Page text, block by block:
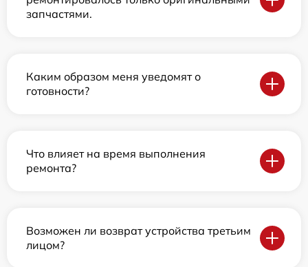
запчастями.
Каким образом меня уведомят о
готовности?
Что влияет на время выполнения
ремонта?
Возможен ли возврат устройства третьим
лицом?